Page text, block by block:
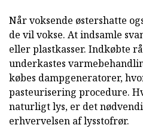
Når voksende østershatte
de vil vokse. At indsamle
eller plastkasser. Indkøbte
underkastes
købes dampgeneratorer,
pasteurisering procedure.
naturligt lys, er det
erhvervelsen af lysstofrør.